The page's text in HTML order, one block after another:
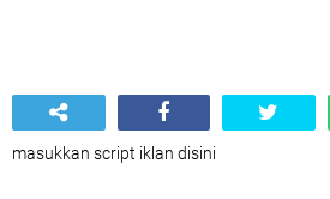
masukkan script iklan disini